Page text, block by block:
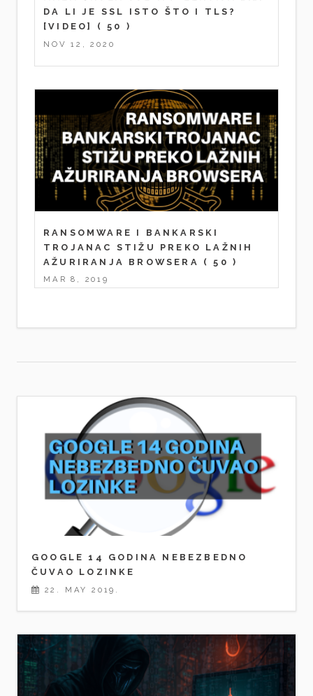
DA LI JE SSL ISTO ŠTO I TLS?
[VIDEO]
( 50 )
NOV 12, 2020
RANSOMWARE I BANKARSKI
TROJANAC STIŽU PREKO LAŽNIH
AŽURIRANJA BROWSERA
( 50 )
MAR 8, 2019
GOOGLE 14 GODINA NEBEZBEDNO
ČUVAO LOZINKE
22. MAY 2019.